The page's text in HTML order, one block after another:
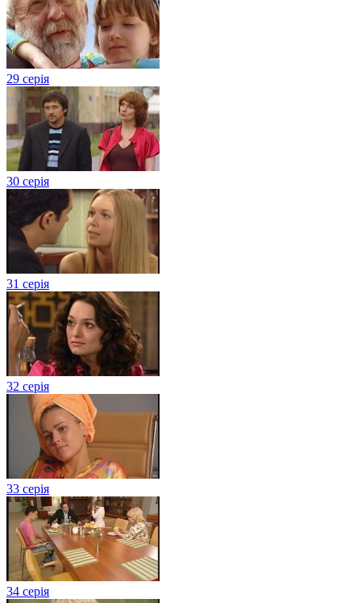
29 серія
30 серія
31 серія
32 серія
33 серія
34 серія